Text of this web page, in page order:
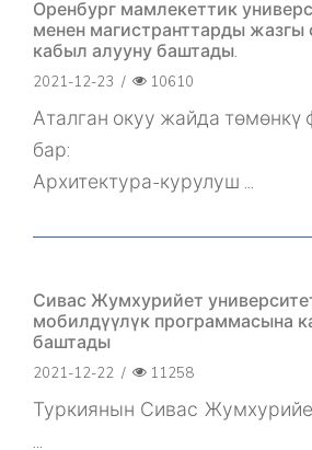
Оренбург мамлекеттик
менен магистранттарды жазгы
кабыл алууну баштады.
2021-12-23 / 10610
Аталган окуу жайда төмөнкү
бар:
Архитектура-курулуш ...
Сивас Жумхурийет
мобилдүүлүк программасына
баштады
2021-12-22 / 11258
Туркиянын Сивас